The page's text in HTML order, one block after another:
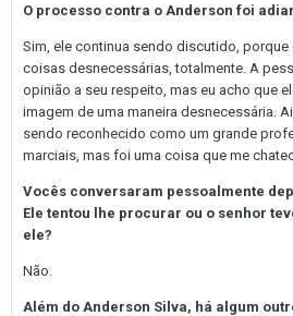
O processo contra o Anderson foi
Sim, ele continua sendo discutido, porque
coisas desnecessárias, totalmente. A
opinião a seu respeito, mas eu acho que
imagem de uma maneira desnecessária.
sendo reconhecido como um grande
marciais, mas foi uma coisa que me
Vocês conversaram pessoalmente
Ele tentou lhe procurar ou o senhor
ele?
Não.
Além do Anderson Silva, há algum